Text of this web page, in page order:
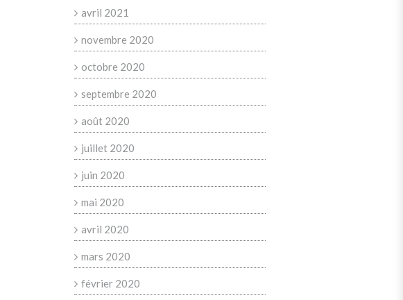
avril 2021
novembre 2020
octobre 2020
septembre 2020
août 2020
juillet 2020
juin 2020
mai 2020
avril 2020
mars 2020
février 2020